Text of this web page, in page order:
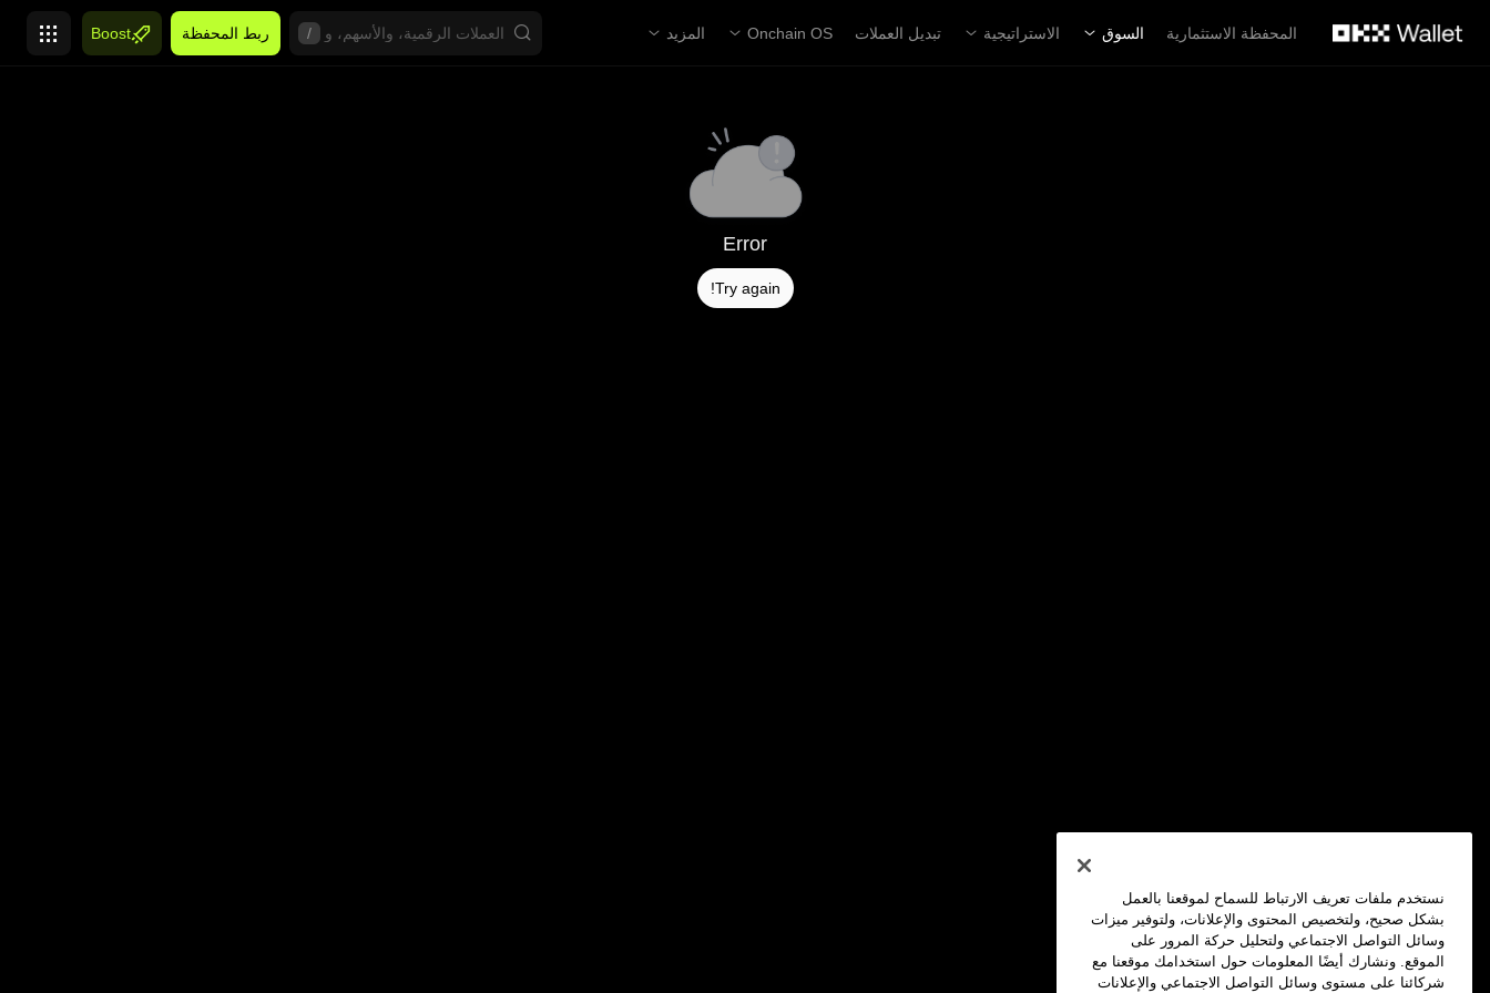
المحفظة الاستثمارية
السوق الاستراتيجية تبديل العملات Onchain OS المزيد / ربط المحفظة Boost
Error
Try again!
نستخدم ملفات تعريف الارتباط للسماح لموقعنا بالعمل
بشكل صحيح، ولتخصيص المحتوى والإعلانات، ولتوفير ميزات
وسائل التواصل الاجتماعي ولتحليل حركة المرور على
الموقع. ونشارك أيضًا المعلومات حول استخدامك موقعنا مع
شركائنا على مستوى وسائل التواصل الاجتماعي والإعلانات